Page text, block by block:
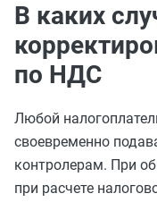
В каких
по НДС
Любой
своевременно
контролерам. При
при расчете